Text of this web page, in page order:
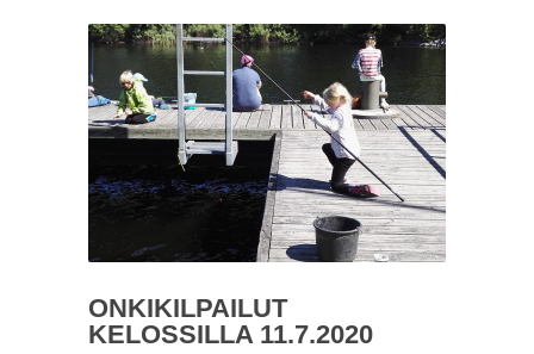
ONKIKILPAILUT
KELOSSILLA 11.7.2020